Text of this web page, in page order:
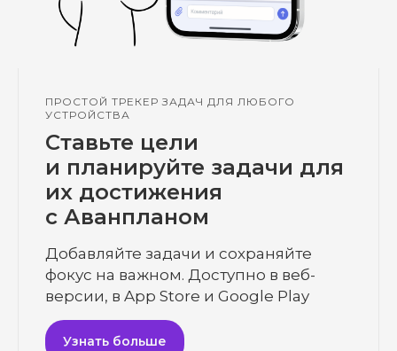
ПРОСТОЙ ТРЕКЕР ЗАДАЧ ДЛЯ ЛЮБОГО
УСТРОЙСТВА
Ставьте цели
и планируйте задачи для
их достижения
с Аванпланом
Добавляйте задачи и сохраняйте
фокус на важном. Доступно в веб-
версии, в App Store и Google Play
Узнать больше